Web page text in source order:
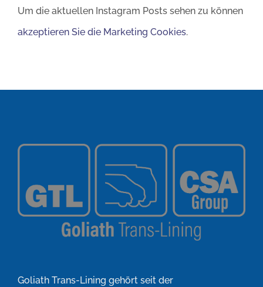
Um die aktuellen Instagram Posts sehen zu können
akzeptieren Sie die Marketing Cookies.
Goliath Trans-Lining gehört seit der